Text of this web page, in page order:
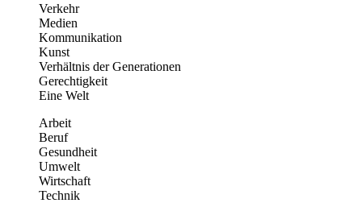
Verkehr
Medien
Kommunikation
Kunst
Verhältnis der Generationen
Gerechtigkeit
Eine Welt
Arbeit
Beruf
Gesundheit
Umwelt
Wirtschaft
Technik